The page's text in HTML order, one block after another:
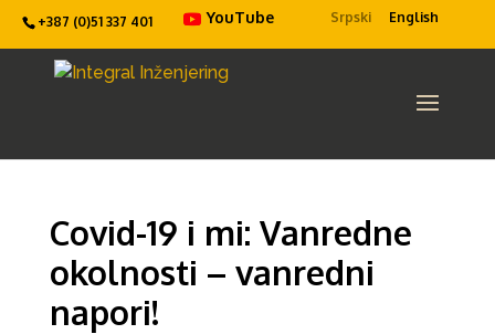
+387 (0)51 337 401 YouTube Srpski English
Covid-19 i mi: Vanredne
okolnosti – vanredni
napori!